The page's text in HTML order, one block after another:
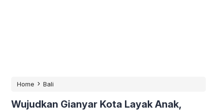
Home › Bali
Wujudkan Gianyar Kota Layak Anak,